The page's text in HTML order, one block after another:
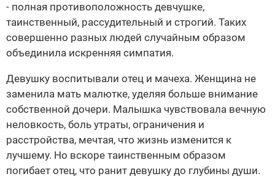
- полная противоположность девчушке,
таинственный, рассудительный и строгий. Таких
совершенно разных людей случайным образом
объединила искренняя симпатия.
Девушку воспитывали отец и мачеха. Женщина не
заменила мать малютке, уделяя больше внимание
собственной дочери. Малышка чувствовала вечную
неловкость, боль утраты, ограничения и
расстройства, мечтая, что жизнь изменится к
лучшему. Но вскоре таинственным образом
погибает отец, что ранит девушку до глубины души.